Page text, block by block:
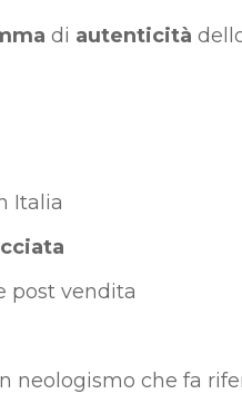
di autenticità
Italia
post vendita
neologismo che fa